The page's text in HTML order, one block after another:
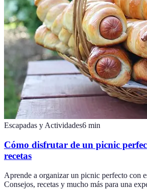
Escapadas y Actividades6 min
Cómo disfrutar de un picnic
recetas
Aprende a organizar un picnic perfecto con
Consejos, recetas y mucho más para una